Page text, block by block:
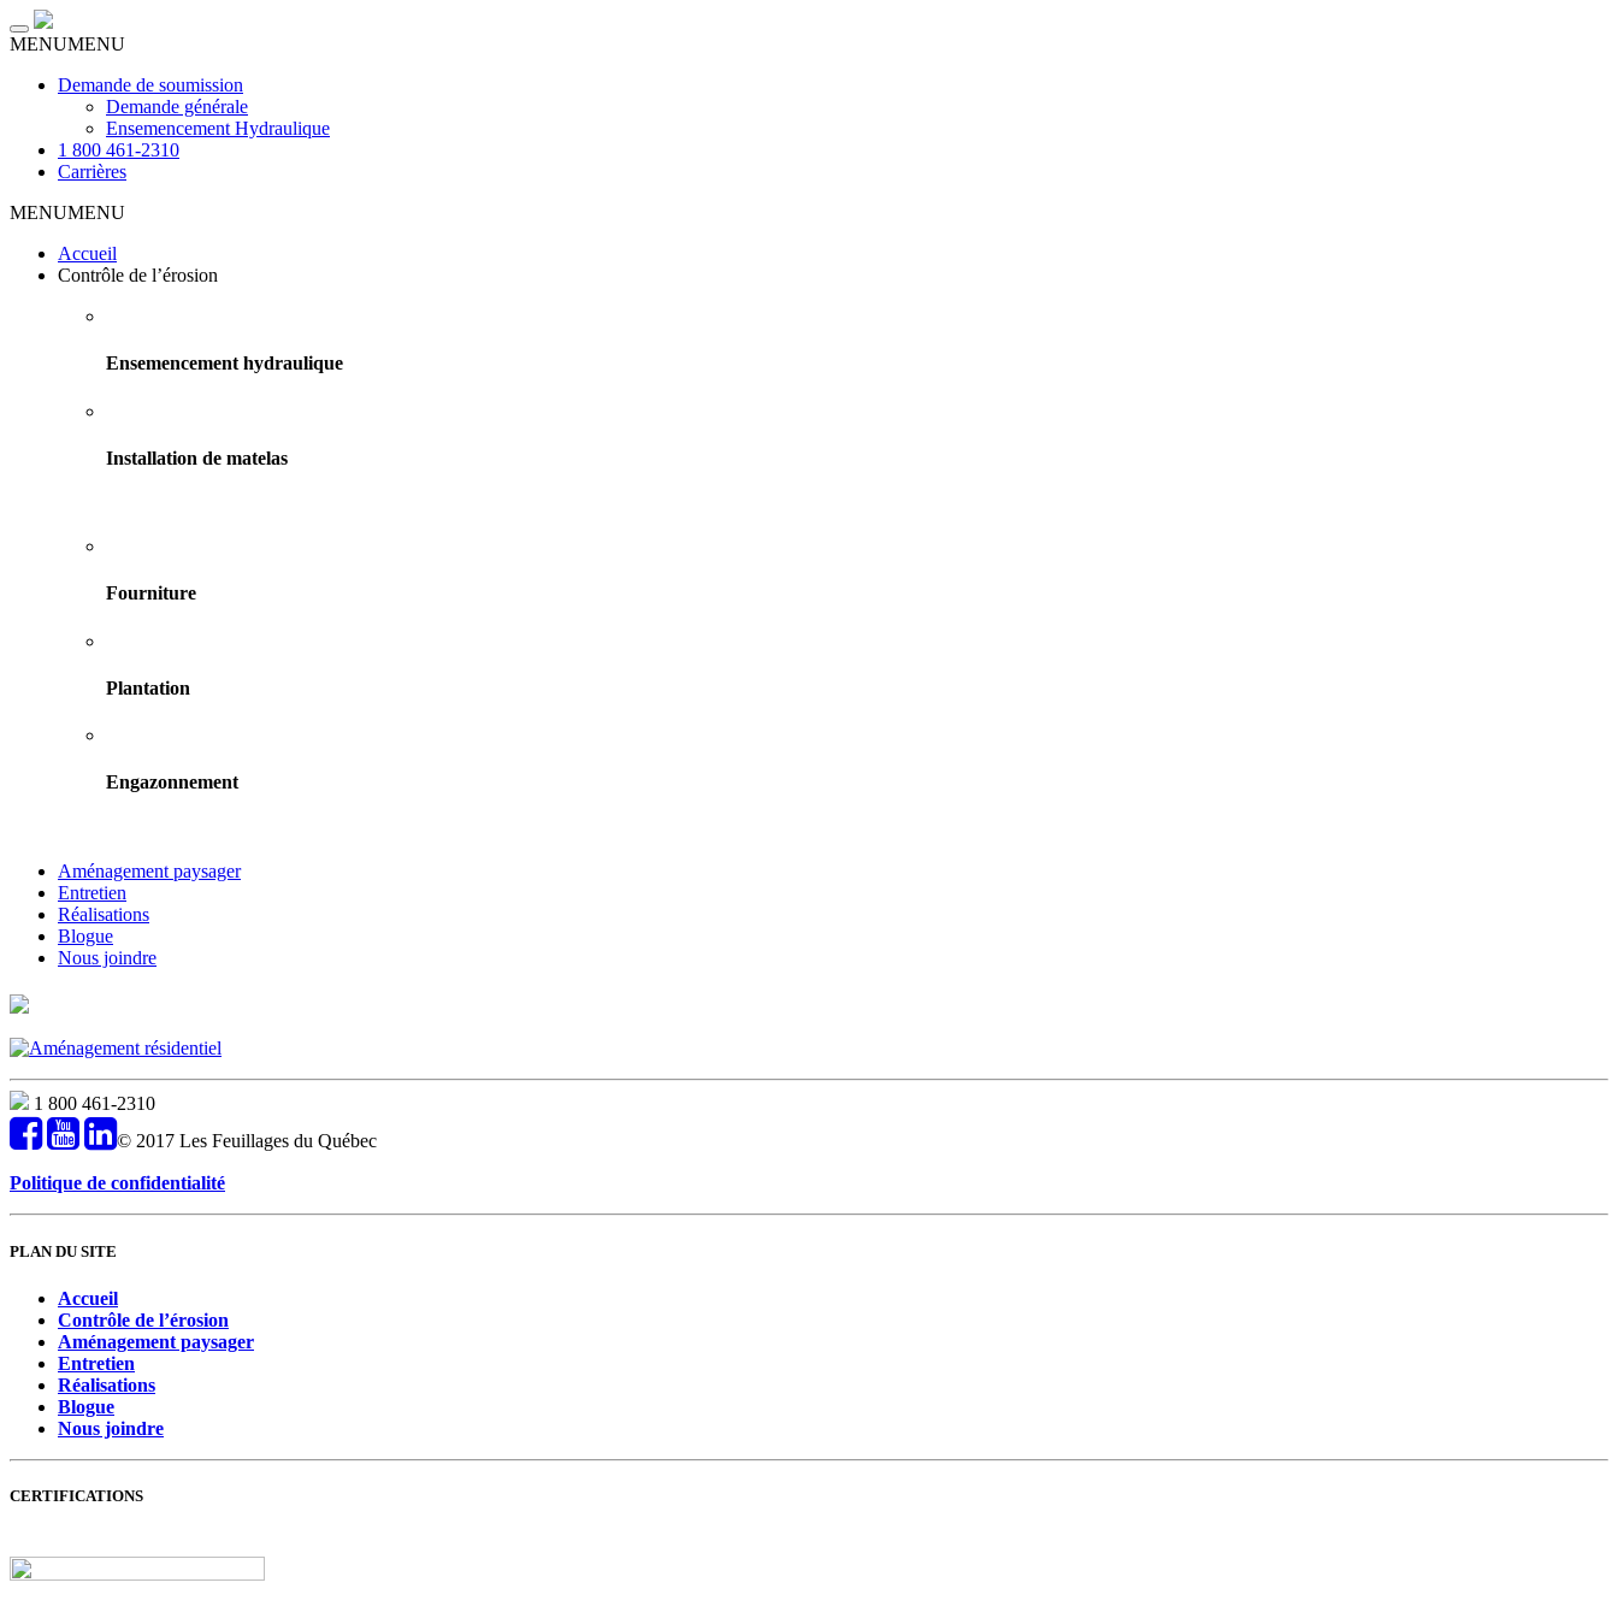
Toggle
navigation
MENUMENU
Demande de soumission
Demande générale
Ensemencement Hydraulique
1 800 461-2310
Carrières
MENUMENU
Accueil
Contrôle de l’érosion
Ensemencement hydraulique
Installation de matelas
Fourniture
Plantation
Engazonnement
Aménagement paysager
Entretien
Réalisations
Blogue
Nous joindre
1 800 461-2310
© 2017 Les Feuillages du Québec
Politique de confidentialité
PLAN DU SITE
Accueil
Contrôle de l’érosion
Aménagement paysager
Entretien
Réalisations
Blogue
Nous joindre
CERTIFICATIONS